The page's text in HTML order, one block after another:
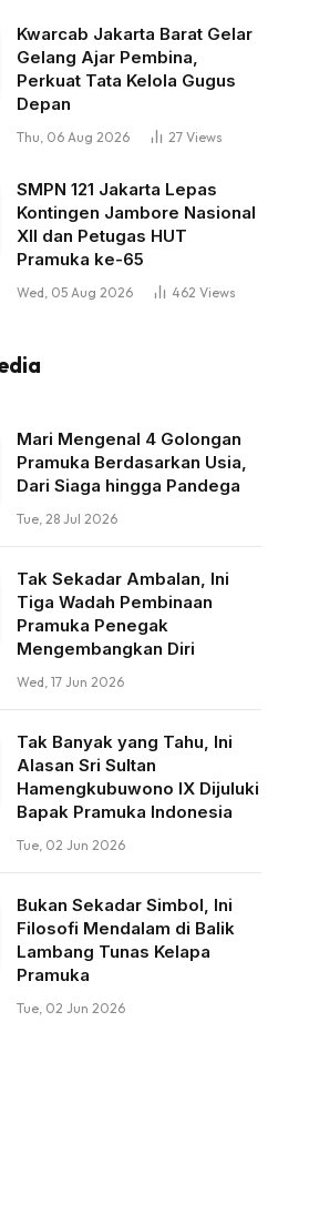
Kwarcab Jakarta Barat Gelar
Gelang Ajar Pembina,
Perkuat Tata Kelola Gugus
Depan
Thu, 06 Aug 2026 27 Views
SMPN 121 Jakarta Lepas
Kontingen Jambore Nasional
XII dan Petugas HUT
Pramuka ke-65
Wed, 05 Aug 2026 462 Views
Mari Mengenal 4 Golongan
Pramuka Berdasarkan Usia,
Dari Siaga hingga Pandega
Tue, 28 Jul 2026
Tak Sekadar Ambalan, Ini
Tiga Wadah Pembinaan
Pramuka Penegak
Mengembangkan Diri
Wed, 17 Jun 2026
Tak Banyak yang Tahu, Ini
Alasan Sri Sultan
Hamengkubuwono IX Dijuluki
Bapak Pramuka Indonesia
Tue, 02 Jun 2026
Bukan Sekadar Simbol, Ini
Filosofi Mendalam di Balik
Lambang Tunas Kelapa
Pramuka
Tue, 02 Jun 2026